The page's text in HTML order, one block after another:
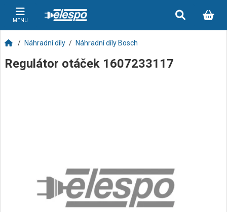
MENU
Náhradní díly Náhradní díly Bosch
Regulátor otáček 1607233117